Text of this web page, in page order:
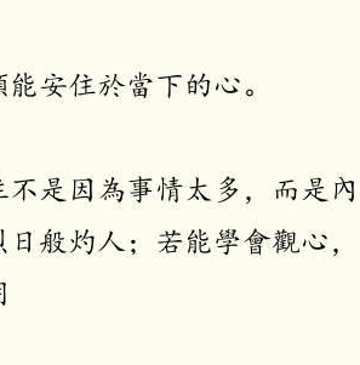
安住於當下的心。
是因為事情太多，而是內
般灼人；若能學會觀心，